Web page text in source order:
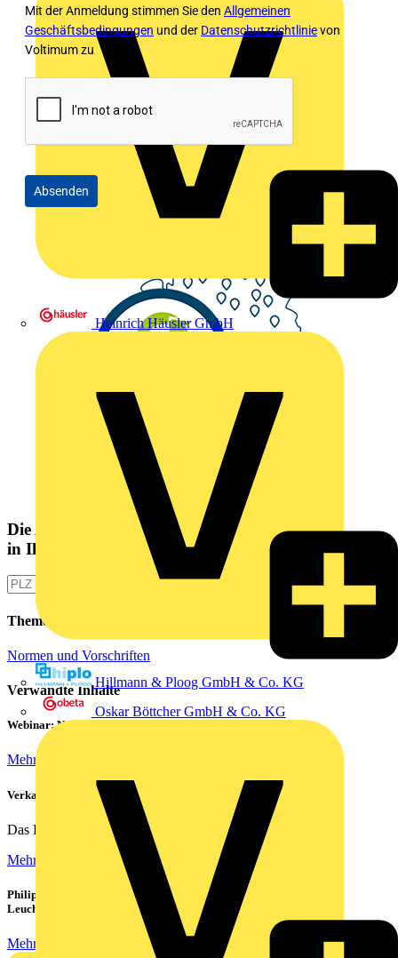
Heinrich Häusler GmbH
Hillmann & Ploog GmbH & Co. KG
Oskar Böttcher GmbH & Co. KG
Mit der Anmeldung stimmen Sie den Allgemeinen
Geschäftsbedingungen und der Datenschutzrichtlinievon
Voltimum zu
Absenden
Die Altlampen Sammelstelle
in Ihrer Nähe
Themen
Normen und Vorschriften
Verwandte Inhalte
Webinar: Not-Aus und Not-Halt in der Praxis
Mehr lesen
Verkabelung von Rechenzentren
Das Rechenzentrum ist das Herzstück eines jeden...
Mehr lesen
Philips CorePro LED-Röhren: Der preiswerte 1:1 Ersatz für
Leuchtstoffröhren
Mehr lesen